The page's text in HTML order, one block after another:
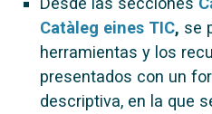
Catàleg eines TIC, se
herramientas y los
presentados con un
descriptiva, en la que